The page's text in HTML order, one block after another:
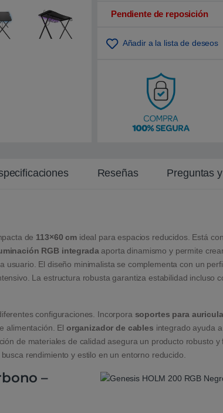
n
d
Pendiente de reposición
Añadir a la lista de deseos
Reseñas Preguntas
de 113×60 cmideal para espacios reducidos. Está
RGB integradaaporta dinamismo y permite
usuario. El diseño minimalista se complementa con un
La estructura robusta garantiza estabilidad incluso
configuraciones. Incorpora soportes para
alimentación. El organizador de cables integrado ayuda
de materiales de calidad asegura un producto robusto
rendimiento y estilo en un entorno reducido.
–